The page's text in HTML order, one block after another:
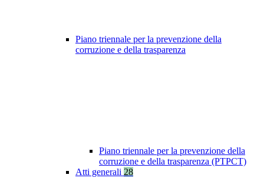
Piano triennale per la prevenzione della
corruzione e della trasparenza
Piano triennale per la prevenzione della
corruzione e della trasparenza (PTPCT)
Atti generali 28